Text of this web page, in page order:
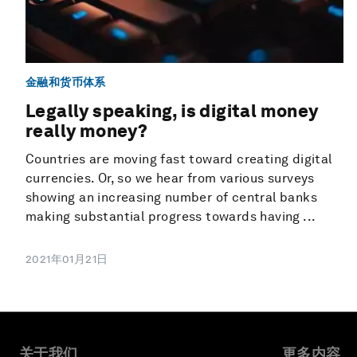
金融和货币体系
Legally speaking, is digital money
really money?
Countries are moving fast toward creating digital
currencies. Or, so we hear from various surveys
showing an increasing number of central banks
making substantial progress towards having ...
2021年01月21日
关于我们 更多内容